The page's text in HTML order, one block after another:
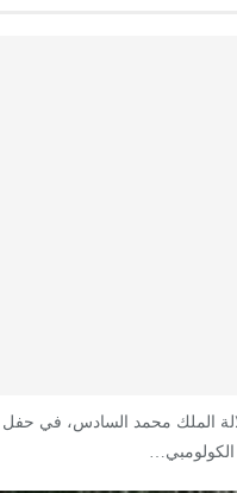
الملك محمد السادس، في حفل